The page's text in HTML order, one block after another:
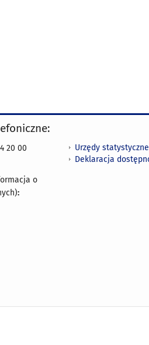
20 00
o
:
Urzędy statystyczne
Deklaracja